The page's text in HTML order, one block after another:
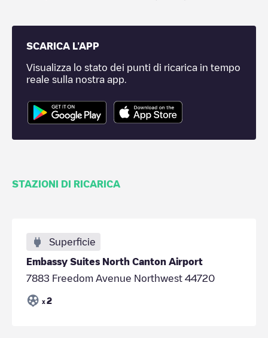
SCARICA L'APP
Visualizza lo stato dei punti di ricarica in tempo
reale sulla nostra app.
STAZIONI DI RICARICA
Superficie
Embassy Suites North Canton Airport
7883 Freedom Avenue Northwest 44720
x 2